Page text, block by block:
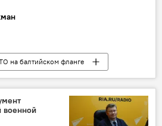
на балтийском фланге
в Европе
военной